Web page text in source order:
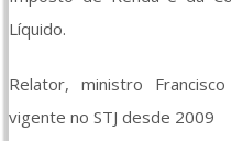
Líquido.
Relator, ministro
vigente no STJ desde 2009